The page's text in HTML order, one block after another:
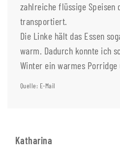
zahlreiche flüssige Speisen
transportiert.
Die Linke hält das Essen
warm. Dadurch konnte ich
Winter ein warmes Porridge
Quelle: E-Mail
Katharina